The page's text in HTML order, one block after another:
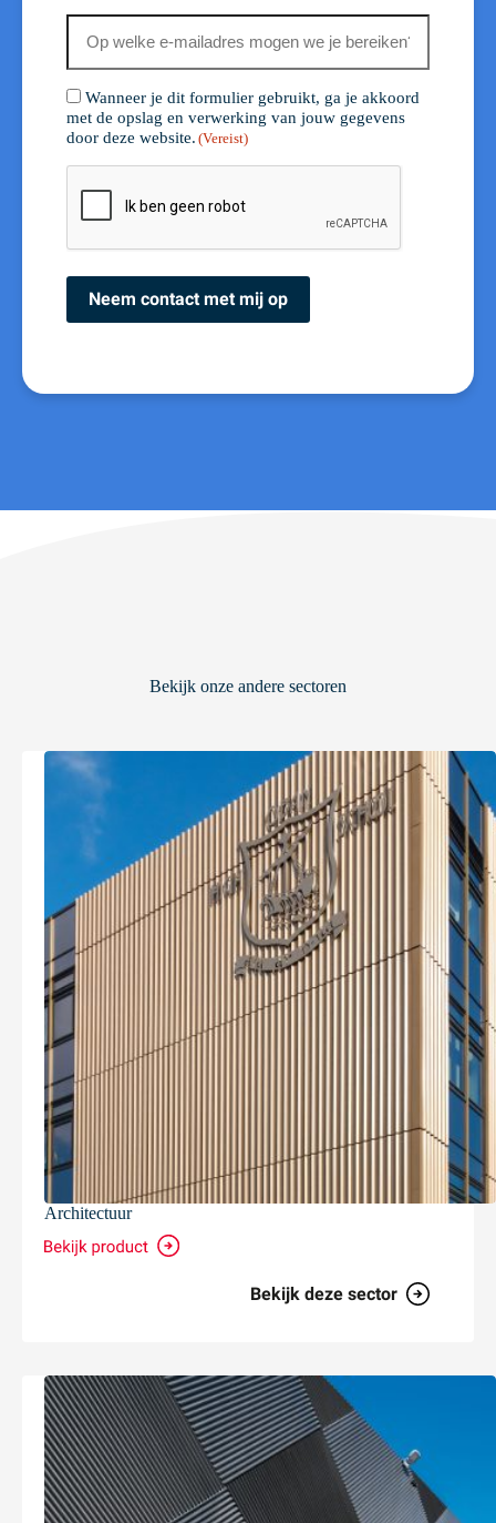
E-
mailadres
Toestemming
(Vereist)
Wanneer je dit formulier gebruikt, ga je akkoord
met de opslag en verwerking van jouw gegevens
door deze website. (Vereist)
CAPTCHA
Bekijk onze andere sectoren
Architectuur
Bekijk deze sector